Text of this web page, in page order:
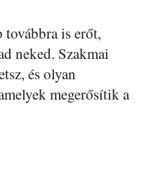
továbbra is erőt,
neked. Szakmai
és olyan
megerősítik a